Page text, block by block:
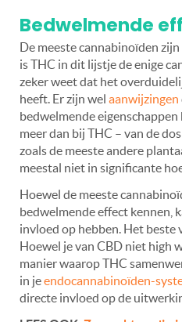
Bedwelmende
De meeste cannabinoïden
isTHC in dit lijstje de enige
zeker weet dat het
heeft. Er zijn wel aanwijzingen
bedwelmende
meer dan bij THC – van de
zoals de meeste andere
meestal niet in significante
Hoewel de meeste
bedwelmende effect kennen,
invloed op hebben. Het beste
Hoewel je van CBD niet high
manier waarop THC
in jeendocannabinoïden-
directe invloed op de